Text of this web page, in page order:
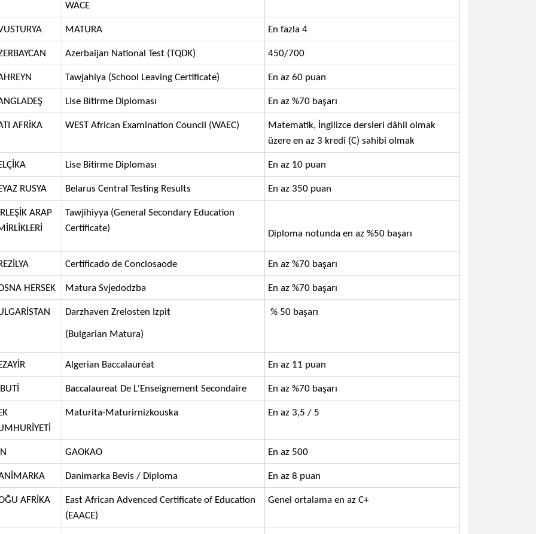
WACE
MATURA En fazla 4
Azerbaijan National Test (TQDK) 450/700
Tawjahiya (School Leaving Certificate) En az 60 puan
Lise Bitirme Diploması En az %70 başarı
AFRİKA WEST African Examination Council (WAEC)
Matematik, İngilizce dersleri dâhil olmak
üzere en az 3 kredi (C) sahibi olmak
Lise Bitirme Diploması En az 10 puan
RUSYA Belarus Central Testing Results En az 350 puan
ARAP
Tawjihiyya (General Secondary Education
Certificate)
Diploma notunda en az %50 başarı
Certificado de Conclosaode En az %70 başarı
HERSEK Matura Svjedodzba En az %70 başarı
Darzhaven Zrelosten Izpit
(Bulgarian Matura)
% 50 başarı
Algerian Baccalauréat En az 11 puan
Baccalaureat De L'Enseignement Secondaire En az %70 başarı
Maturita-Maturirnizkouska En az 3,5 / 5
GAOKAO En az 500
Danimarka Bevis / Diploma En az 8 puan
AFRİKA
East African Advenced Certificate of Education
(EAACE)
Genel ortalama en az C+